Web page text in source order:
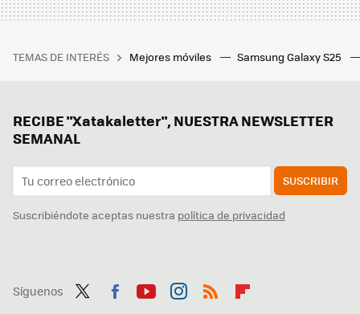
TEMAS DE INTERÉS Mejores móviles Samsung Galaxy S25
RECIBE "Xatakaletter", NUESTRA NEWSLETTER
SEMANAL
SUSCRIBIR
Suscribiéndote aceptas nuestra política de privacidad
Síguenos